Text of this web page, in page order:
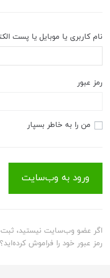
نام کاربری یا موبایل یا پست
رمز عبور
من را به خاطر بسپار
ورود به وب‌سایت
اگر عضو وب‌سایت نیستید،
رمز عبور خود را فراموش کرده‌اید؟